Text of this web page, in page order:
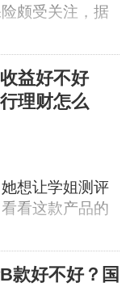
颇受关注，据
益好不好
理财怎么
想让学姐测评
看这款产品的
款好不好？国